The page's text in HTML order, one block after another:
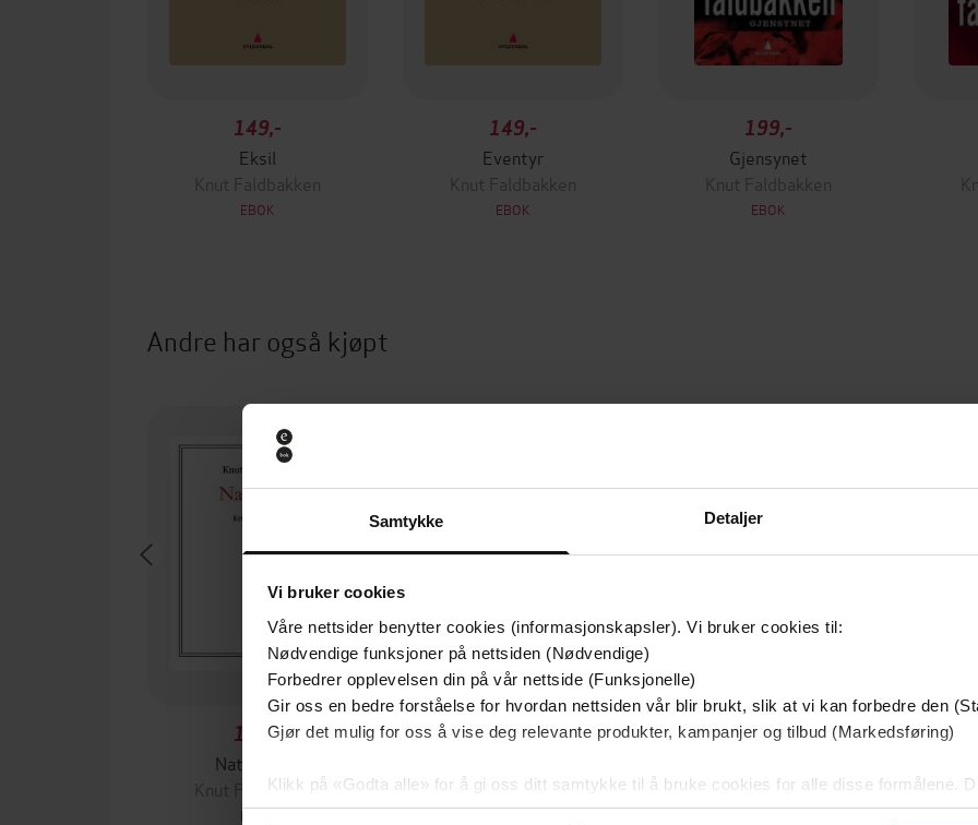
Samtykke Detaljer
Vi bruker cookies
Våre nettsider benytter cookies (informasjonskapsler). Vi bruker cookies til:
Nødvendige funksjoner på nettsiden (Nødvendige)
Forbedrer opplevelsen din på vår nettside (Funksjonelle)
Gir oss en bedre forståelse for hvordan nettsiden vår blir brukt, slik at vi kan forbedre den
Gjør det mulig for oss å vise deg relevante produkter, kampanjer og tilbud (Markedsføring)
Klikk på «Godta alle» for å gi oss ditt samtykke til å bruke cookies for alle disse formålene.
samtykke til spesifikke formål ved å klikke på «Tilpass». Du kan når som helst trekke
149,-
Eksil
Knut Faldbakken
EBOK
149,-
Eventyr
Knut Faldbakken
EBOK
199,-
Gjensynet
Knut Faldbakken
EBOK
Andre har også kjøpt
149,-
Nattefrost
Knut Faldbakken
EBOK
149,-
Knut Faldbakken
EBOK
149,-
Knut Faldbakken
EBOK